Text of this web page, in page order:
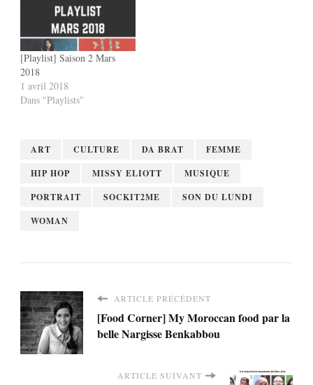
[Playlist] Saison 2 Mars
2018
1 avril 2018
Dans "Playlists"
ART CULTURE DA BRAT
FEMME
HIP HOP
MISSY ELIOTT
MUSIQUE
PORTRAIT
SOCKIT2ME
SON DU LUNDI
WOMAN
ARTICLE PRÉCÉDENT
[Food Corner] My Moroccan food par la
belle Nargisse Benkabbou
ARTICLE SUIVANT